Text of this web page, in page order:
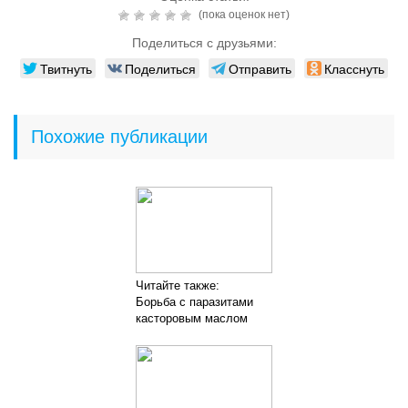
(пока оценок нет)
Поделиться с друзьями:
Твитнуть Поделиться Отправить Класснуть
Похожие публикации
Читайте также:
Борьба с паразитами
касторовым маслом